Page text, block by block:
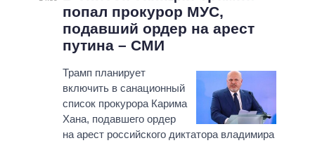
попал прокурор МУС,
подавший ордер на арест
путина – СМИ
Трамп планирует
включить в санационный
список прокурора Карима
Хана, подавшего ордер
на арест российского диктатора владимира